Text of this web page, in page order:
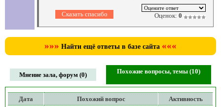
Оценок: 0
»»» Найти ещё ответы в базе сайта «««
Мнение зала, форум (0) Похожие вопросы, темы (10)
Дата Похожий вопрос
Активность